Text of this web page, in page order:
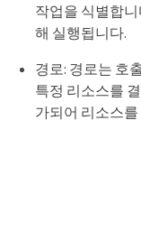
작업을 식별합
해 실행됩니다.
경로: 경로는 호
특정 리소스를
가되어 리소스